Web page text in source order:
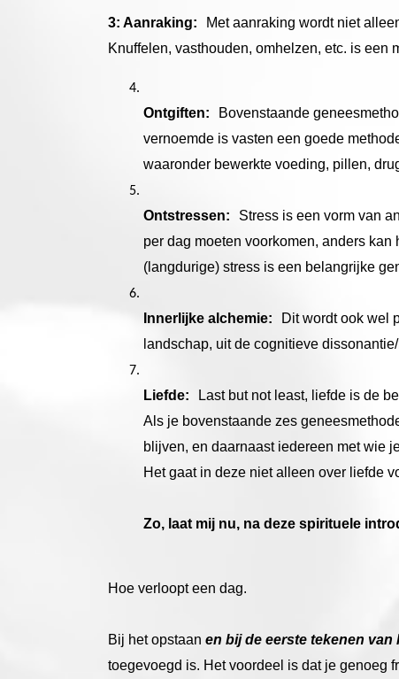
3: Aanraking:
Met aanraking wordt niet
Knuffelen, vasthouden, omhelzen, etc. is
Ontgiften:
Bovenstaande
vernoemde is vasten een goede
waaronder bewerkte voeding, pillen,
Ontstressen:
Stress is een vorm van
per dag moeten voorkomen, anders
(langdurige) stress is een belangrijke
Innerlijke alchemie:
Dit wordt ook wel
landschap, uit de cognitieve
Liefde:
Last but not least, liefde is de
Als je bovenstaande zes
blijven, en daarnaast iedereen met wie
Het gaat in deze niet alleen over liefde
Zo, laat mij nu, na deze spirituele
Hoe verloopt een dag.
Bij het opstaan en bij de eerste tekenen van
toegevoegd is. Het voordeel is dat je genoeg